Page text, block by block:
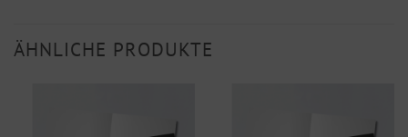
ÄHNLICHE PRODUKTE